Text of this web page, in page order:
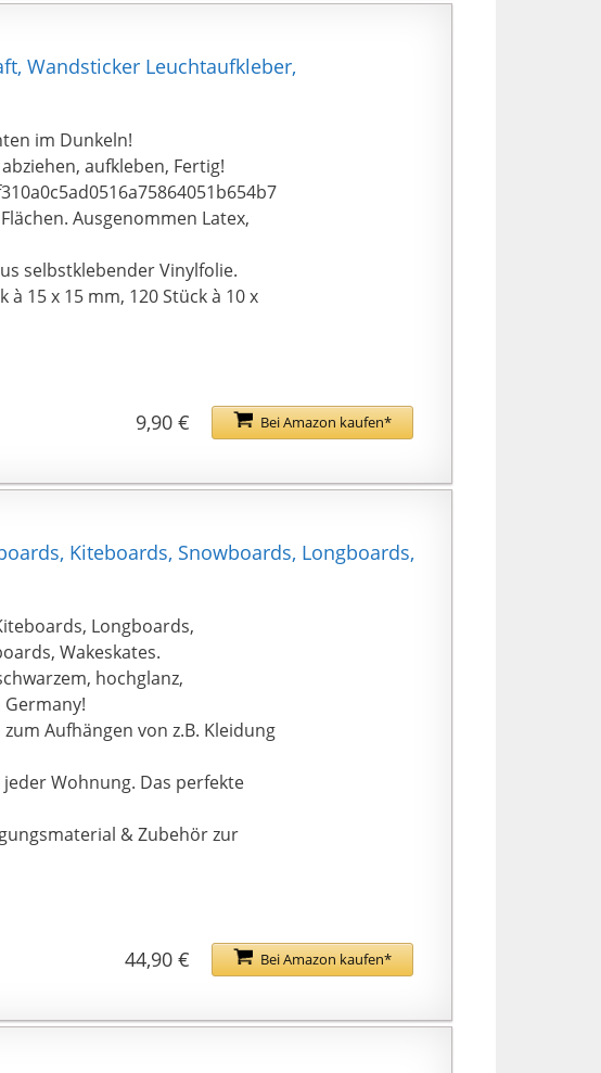
Wandsticker Leuchtaufkleber,
im Dunkeln!
aufkleben, Fertig!
Ausgenommen Latex,
selbstklebender Vinylfolie.
à 15 x 15 mm, 120 Stück à 10 x
Bei Amazon kaufen*
9,90 €
Kiteboards, Snowboards, Longboards,
Longboards,
Wakeskates.
hochglanz,
Aufhängen von z.B. Kleidung
Wohnung. Das perfekte
& Zubehör zur
Bei Amazon kaufen*
44,90 €